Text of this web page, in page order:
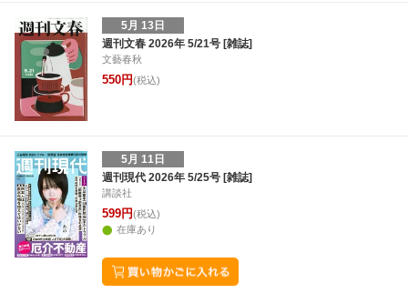
5月 13日
週刊文春 2026年 5/21号 [雑誌]
文藝春秋
550円(税込)
5月 11日
週刊現代 2026年 5/25号 [雑誌]
講談社
599円(税込)
在庫あり